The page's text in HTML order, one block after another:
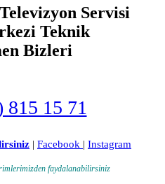
Servisi
Teknik
Bizleri
15 71
| Facebook | Instagram
faydalanabilirsiniz